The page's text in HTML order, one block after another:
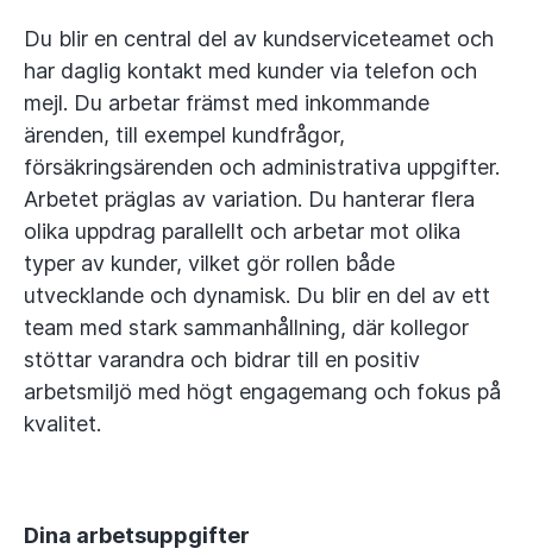
Du blir en central del av kundserviceteamet och
har daglig kontakt med kunder via telefon och
mejl. Du arbetar främst med inkommande
ärenden, till exempel kundfrågor,
försäkringsärenden och administrativa uppgifter.
Arbetet präglas av variation. Du hanterar flera
olika uppdrag parallellt och arbetar mot olika
typer av kunder, vilket gör rollen både
utvecklande och dynamisk. Du blir en del av ett
team med stark sammanhållning, där kollegor
stöttar varandra och bidrar till en positiv
arbetsmiljö med högt engagemang och fokus på
kvalitet.
Dina arbetsuppgifter